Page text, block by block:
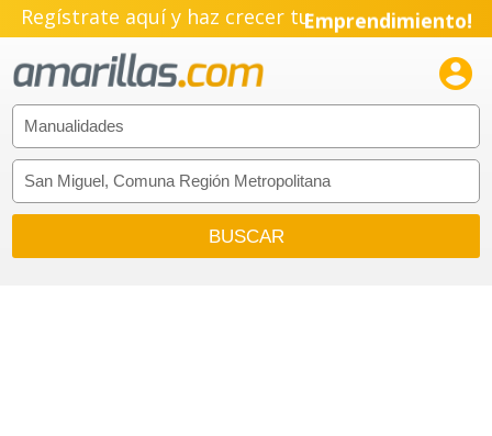
Regístrate aquí y haz crecer tuEmprendimiento!
